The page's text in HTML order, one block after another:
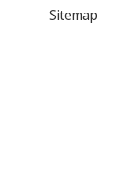
Sitemap